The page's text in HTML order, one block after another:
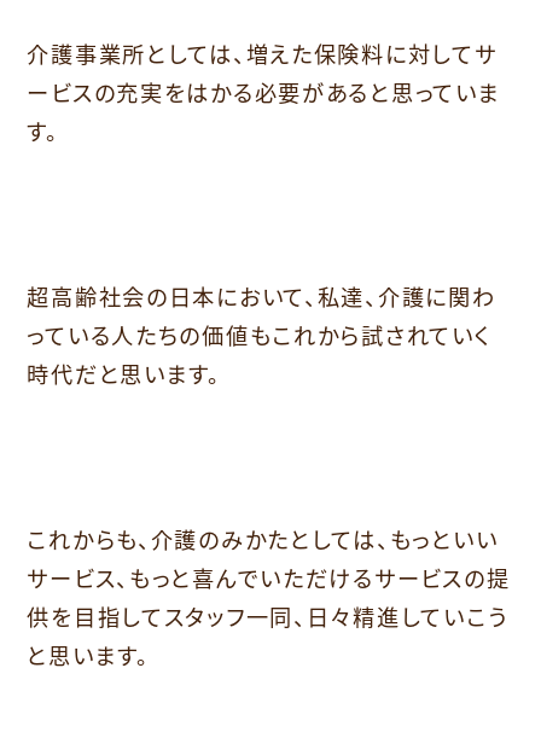
介護事業所としては、増えた保険料に対してサ
ービスの充実をはかる必要があると思っていま
す。
超高齢社会の日本において、私達、介護に関わ
っている人たちの価値もこれから試されていく
時代だと思います。
これからも、介護のみかたとしては、もっといい
サービス、もっと喜んでいただけるサービスの提
供を目指してスタッフ一同、日々精進していこう
と思います。